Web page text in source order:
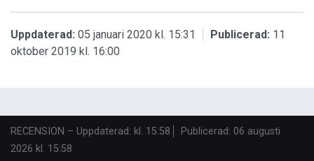
Uppdaterad: 05 januari 2020 kl. 15:31 Publicerad: 11
oktober 2019 kl. 16:00
RECENSION – Uppdaterad: kl. 15:58 Publicerad: 06 augusti
2026 kl. 15:58